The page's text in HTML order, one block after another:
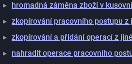
hromadná záměna zboží v
zkopírování pracovního postupu z
zkopírování a přidání operací z
nahradit operace pracovního